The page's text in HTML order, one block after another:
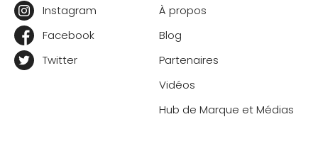
Instagram
Facebook
Twitter
À propos
Blog
Partenaires
Vidéos
Hub de Marque et Médias